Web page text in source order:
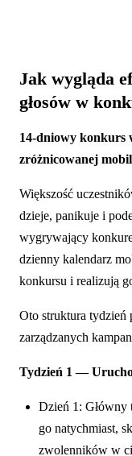
Jak wygląda
głosów w
14-dniowy konkurs
zróżnicowanej
Większość
dzieje, panikuje i
wygrywający
dzienny kalendarz
konkursu i realizują
Oto struktura tydzień
zarządzanych
Tydzień 1 —
Dzień 1: Główny
go natychmiast,
zwolenników w